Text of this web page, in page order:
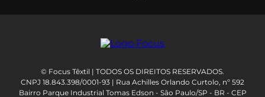
© Focus Têxtil | TODOS OS DIREITOS RESERVADOS.
CNPJ 18.843.398/0001-93 | Rua Achilles Orlando Curtolo, nº 592
Bairro Parque Industrial Tomas Edson - São Paulo/SP - BR - CEP